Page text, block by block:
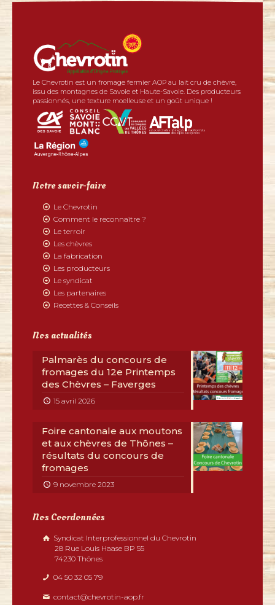
Le Chevrotin est un fromage fermier AOP au lait cru de chèvre,
issu des montagnes de Savoie et Haute-Savoie. Des producteurs
passionnés, une texture moelleuse et un goût unique !
Notre savoir-faire
Le Chevrotin
Comment le reconnaître ?
Le terroir
Les chèvres
La fabrication
Les producteurs
Le syndicat
Les partenaires
Recettes & Conseils
Nos actualités
Palmarès du concours de
fromages du 12e Printemps
des Chèvres – Faverges
15 avril 2026
Foire cantonale aux moutons
et aux chèvres de Thônes –
résultats du concours de
fromages
9 novembre 2023
Nos Coordonnées
Syndicat Interprofessionnel du Chevrotin
28 Rue Louis Haase BP 55
74230 Thônes
04 50 32 05 79
contact@chevrotin-aop.fr